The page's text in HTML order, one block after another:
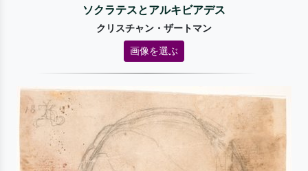
ソクラテスとアルキビアデス
クリスチャン・ザートマン
画像を選ぶ